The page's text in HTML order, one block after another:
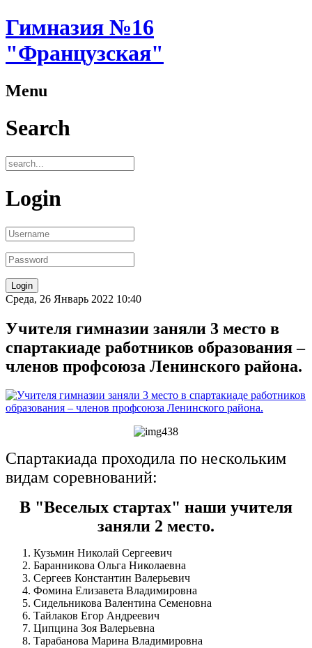
Гимназия №16
"Французская"
Menu
Search
Login
Среда, 26 Январь 2022 10:40
Учителя гимназии заняли 3 место в
спартакиаде работников образования –
членов профсоюза Ленинского района.
Спартакиада проходила по нескольким
видам соревнований:
В "Веселых стартах" наши учителя
заняли 2 место.
Кузьмин Николай Сергеевич
Баранникова Ольга Николаевна
Сергеев Константин Валерьевич
Фомина Елизавета Владимировна
Сидельникова Валентина Семеновна
Тайлаков Егор Андреевич
Ципцина Зоя Валерьевна
Тарабанова Марина Владимировна